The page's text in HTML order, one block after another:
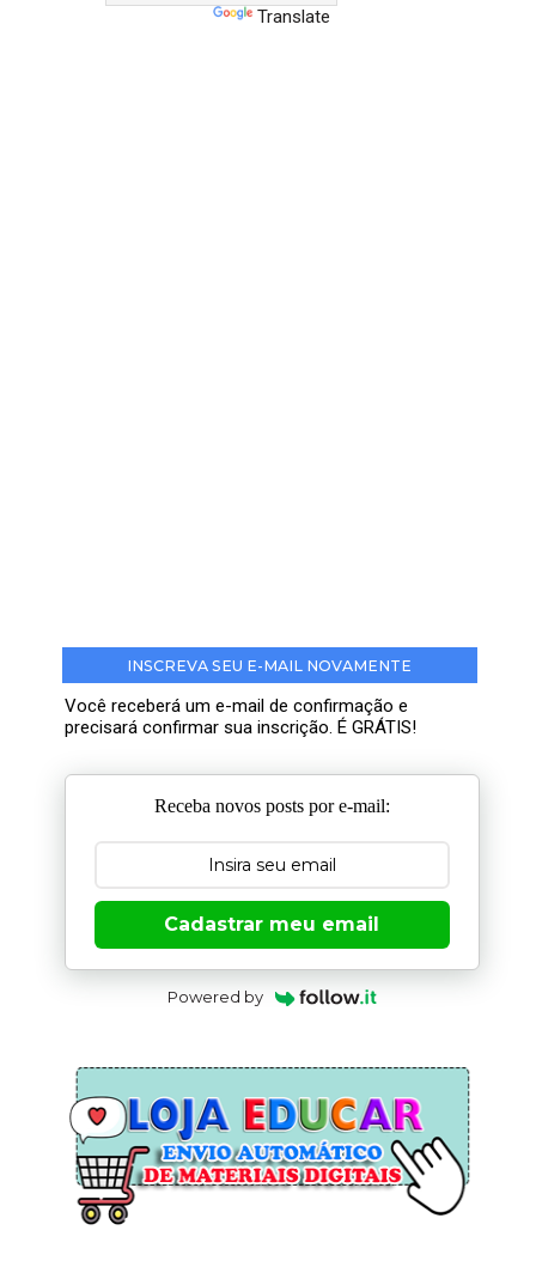
Translate
INSCREVA SEU E-MAIL NOVAMENTE
Você receberá um e-mail de confirmação e
precisará confirmar sua inscrição. É GRÁTIS!
Receba novos posts por e-mail:
Cadastrar meu email
Powered by